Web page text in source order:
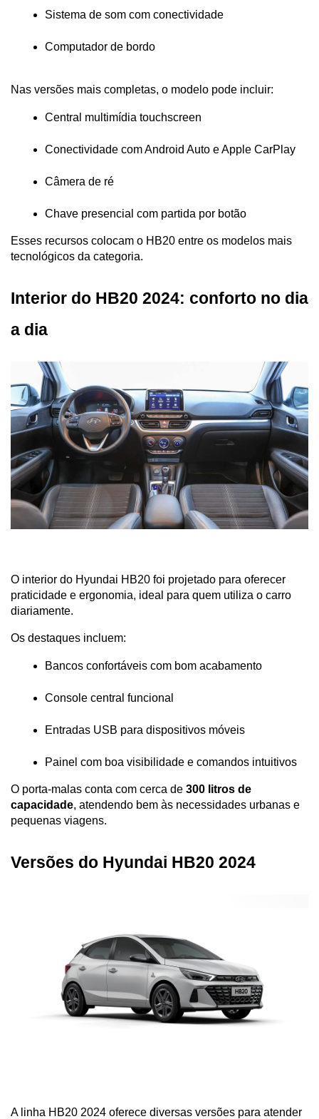
Sistema de som com conectividade
Computador de bordo
Nas versões mais completas, o modelo pode incluir:
Central multimídia touchscreen
Conectividade com Android Auto e Apple CarPlay
Câmera de ré
Chave presencial com partida por botão
Esses recursos colocam o HB20 entre os modelos mais
tecnológicos da categoria.
Interior do HB20 2024: conforto no dia
a dia
O interior do Hyundai HB20 foi projetado para oferecer
praticidade e ergonomia, ideal para quem utiliza o carro
diariamente.
Os destaques incluem:
Bancos confortáveis com bom acabamento
Console central funcional
Entradas USB para dispositivos móveis
Painel com boa visibilidade e comandos intuitivos
O porta-malas conta com cerca de 300 litros de
capacidade, atendendo bem às necessidades urbanas e
pequenas viagens.
Versões do Hyundai HB20 2024
A linha HB20 2024 oferece diversas versões para atender